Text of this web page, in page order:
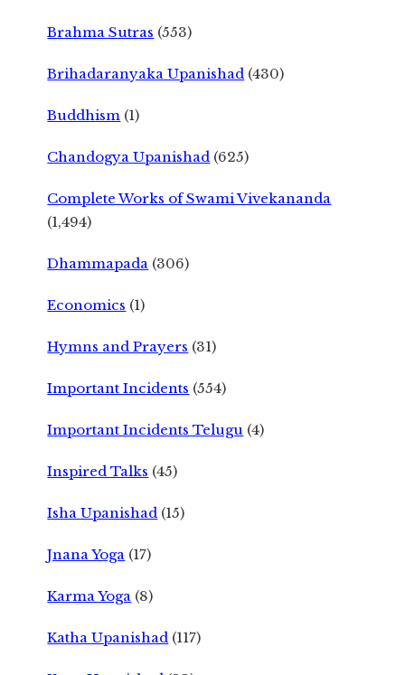
Brahma Sutras (553)
Brihadaranyaka Upanishad (430)
Buddhism (1)
Chandogya Upanishad (625)
Complete Works of Swami Vivekananda
(1,494)
Dhammapada (306)
Economics (1)
Hymns and Prayers (31)
Important Incidents (554)
Important Incidents Telugu (4)
Inspired Talks (45)
Isha Upanishad (15)
Jnana Yoga (17)
Karma Yoga (8)
Katha Upanishad (117)